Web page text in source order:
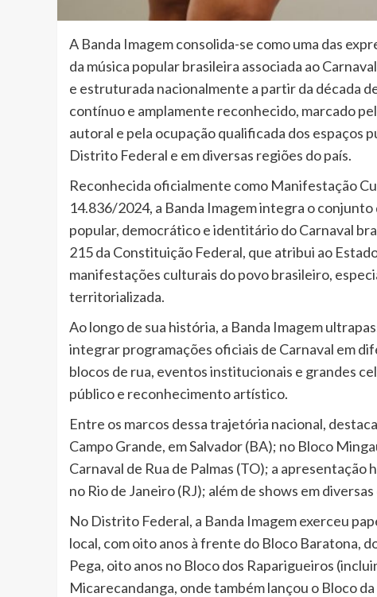
A Banda Imagem consolida-se como uma das
da música popular brasileira associada ao
e estruturada nacionalmente a partir da década
contínuo e amplamente reconhecido, marcado
autoral e pela ocupação qualificada dos
Distrito Federal e em diversas regiões do país.
Reconhecida oficialmente como Manifestação
14.836/2024, a Banda Imagem integra o
popular, democrático e identitário do Carnaval
215 da Constituição Federal, que atribui ao
manifestações culturais do povo brasileiro,
territorializada.
Ao longo de sua história, a Banda Imagem
integrar programações oficiais de Carnaval em
blocos de rua, eventos institucionais e grandes
público e reconhecimento artístico.
Entre os marcos dessa trajetória nacional,
Campo Grande, em Salvador (BA); no Bloco
Carnaval de Rua de Palmas (TO); a
no Rio de Janeiro (RJ); além de shows em
No Distrito Federal, a Banda Imagem exerceu
local, com oito anos à frente do Bloco Baratona,
Pega, oito anos no Bloco dos Raparigueiros
Micarecandanga, onde também lançou o Bloco